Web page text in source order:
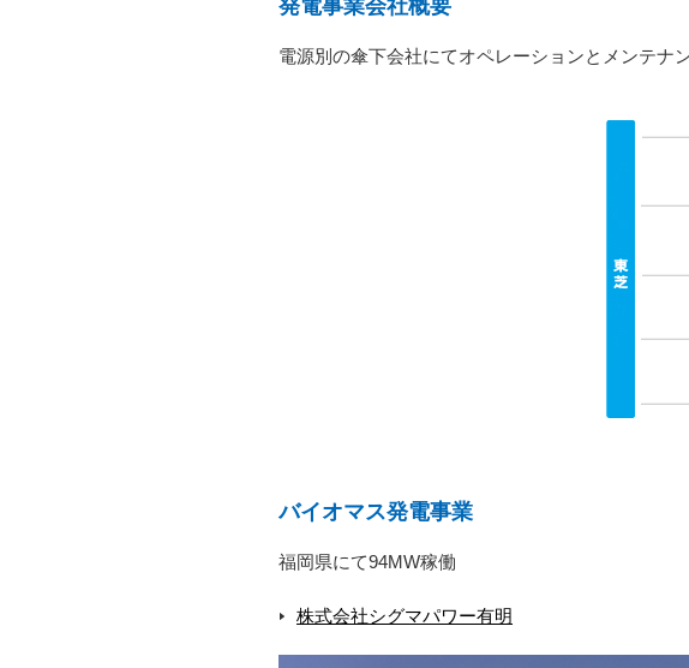
発電事業会社概要
電源別の傘下会社にてオペレーションとメンテナ
バイオマス発電事業
福岡県にて94MW稼働
株式会社シグマパワー有明